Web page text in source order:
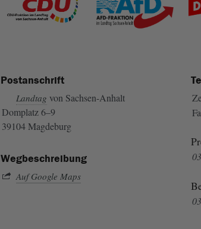
Postanschrift
Landtag von Sachsen-Anhalt
Domplatz 6–9
39104 Magdeburg
Wegbeschreibung
Auf Google Maps